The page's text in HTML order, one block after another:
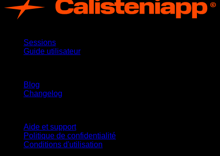
Sessions
Guide utilisateur
Blog
Changelog
Aide et support
Politique de confidentialité
Conditions d'utilisation